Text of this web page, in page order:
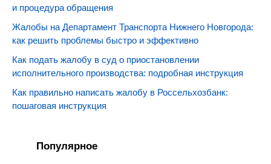
и процедура обращения
Жалобы на Департамент Транспорта Нижнего Новгорода:
как решить проблемы быстро и эффективно
Как подать жалобу в суд о приостановлении
исполнительного производства: подробная инструкция
Как правильно написать жалобу в Россельхозбанк:
пошаговая инструкция
Популярное